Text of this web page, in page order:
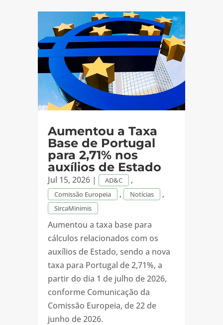
Aumentou a Taxa
Base de Portugal
para 2,71% nos
auxílios de Estado
Jul 15, 2026| AD&C ,
Comissão Europeia , Notícias ,
SircaMinimis
Aumentou a taxa base para
cálculos relacionados com os
auxílios de Estado, sendo a nova
taxa para Portugal de 2,71%, a
partir do dia 1 de julho de 2026,
conforme Comunicação da
Comissão Europeia, de 22 de
junho de 2026.